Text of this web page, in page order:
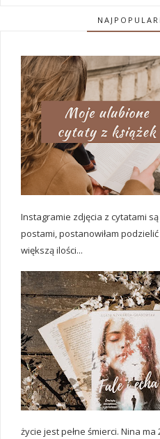
Instagramie zdjęcia z cytatami
postami, postanowiłam
większą ilości...
życie jest pełne śmierci. Nina